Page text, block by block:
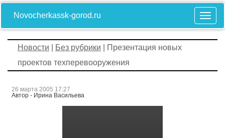
Novocherkassk-gorod.ru
Новости Без рубрики | Презентация новых
проектов техперевооружения
26 марта 2005 17:27
Автор - Ирина Васильева